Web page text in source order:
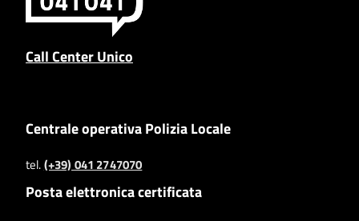
Call Center Unico
Centrale operativa Polizia Locale
tel.(+39) 041 2747070
Posta elettronica certificata